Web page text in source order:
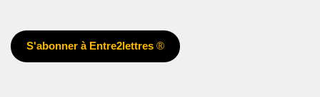
S'abonner à Entre2lettres®